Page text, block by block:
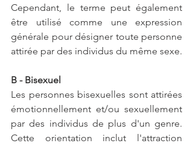
Cependant, le terme peut également
être utilisé comme une expression
générale pour désigner toute personne
attirée par des individus du même sexe.
B - Bisexuel
Les personnes bisexuelles sont attirées
émotionnellement et/ou sexuellement
par des individus de plus d'un genre.
Cette orientation inclut l'attraction